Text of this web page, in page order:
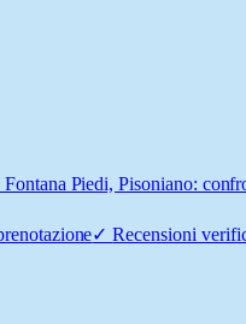
Piedi, Pisoniano:
✓Recensioni